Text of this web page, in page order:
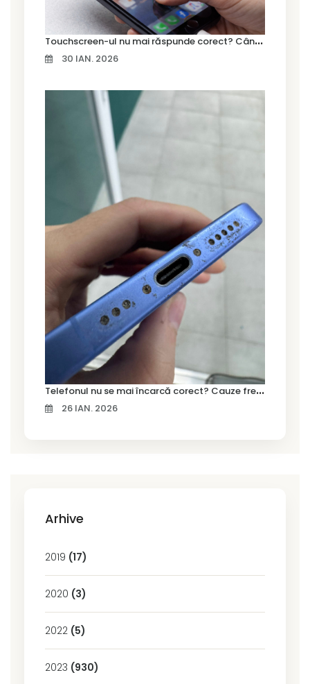
T
ouchscreen-ul nu mai răspunde corect? Când trebuie schimbat display-ul
30 IAN. 2026
T
elefonul nu se mai încarcă corect? Cauze frecvente și soluții la service în Timișoara
26 IAN. 2026
Arhive
2019 (17)
2020 (3)
2022 (5)
2023 (930)